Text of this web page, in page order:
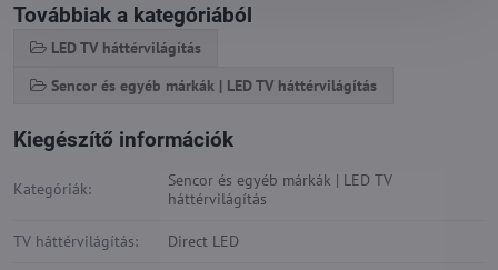
Továbbiak a kategóriából
LED TV háttérvilágítás
Sencor és egyéb márkák | LED TV háttérvilágítás
Kiegészítő információk
Kategóriák:
Sencor és egyéb márkák | LED TV
háttérvilágítás
TV háttérvilágítás: Direct LED